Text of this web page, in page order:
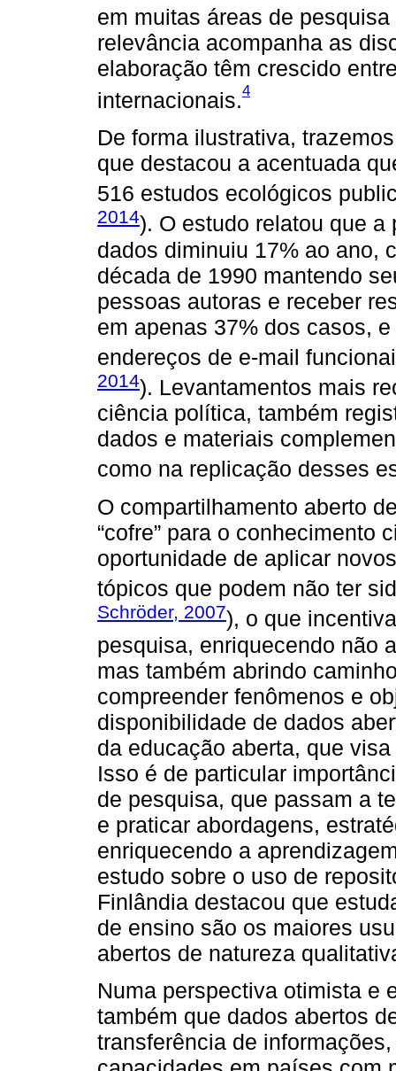
em muitas áreas de pesquisa
relevância acompanha as
elaboração têm crescido
internacionais.4
De forma ilustrativa,
que destacou a acentuada
516 estudos ecológicos
2014). O estudo relatou que
dados diminuiu 17% ao ano,
década de 1990 mantendo
pessoas autoras e receber
em apenas 37% dos casos,
endereços de e-mail
2014). Levantamentos mais
ciência política, também
dados e materiais
como na replicação desses
O compartilhamento aberto
“cofre” para o conhecimento
oportunidade de aplicar
tópicos que podem não ter
Schröder, 2007), o que
pesquisa, enriquecendo não
mas também abrindo
compreender fenômenos e
disponibilidade de dados
da educação aberta, que
Isso é de particular
de pesquisa, que passam a
e praticar abordagens,
enriquecendo a
estudo sobre o uso de
Finlândia destacou que
de ensino são os maiores
abertos de natureza
Numa perspectiva otimista e
também que dados abertos
transferência de